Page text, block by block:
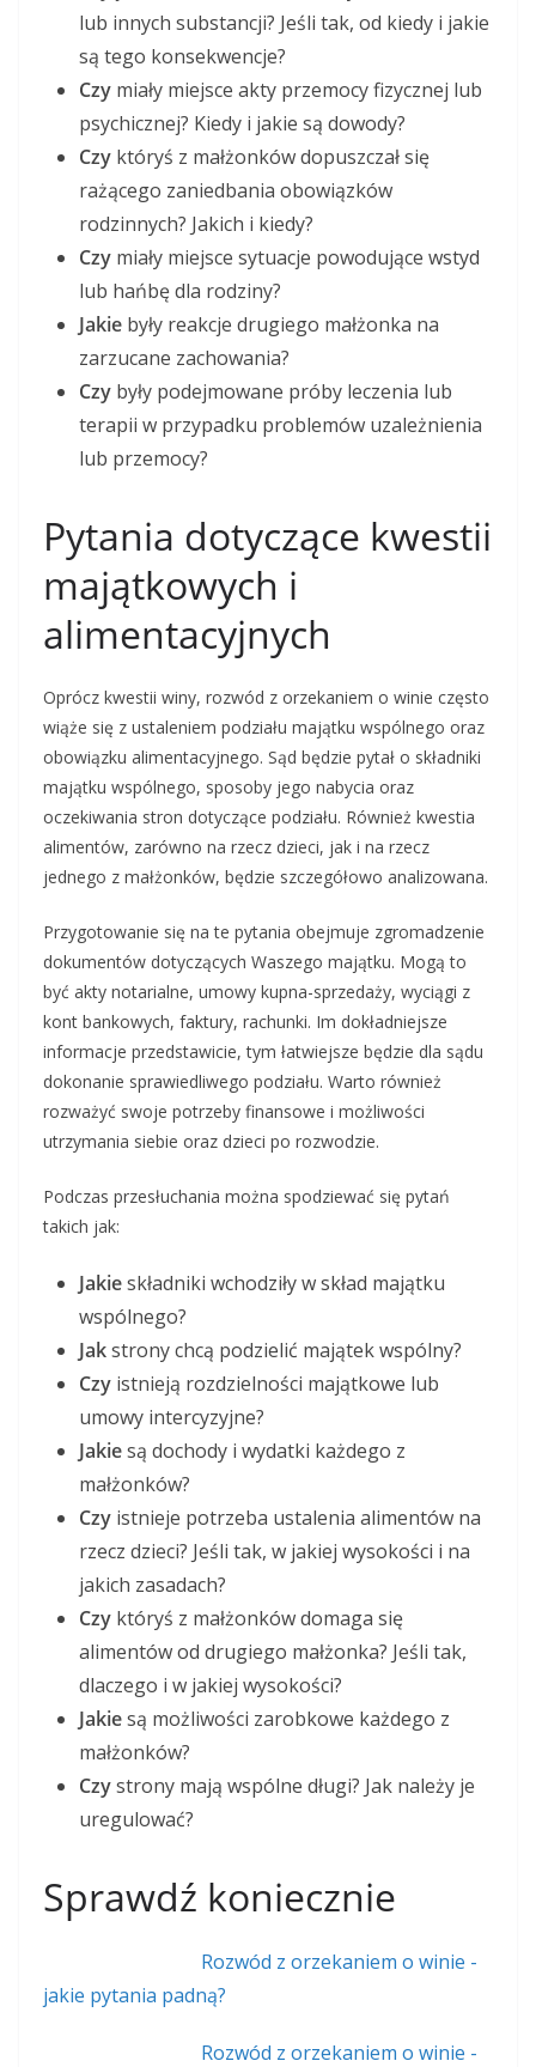
lub innych substancji? Jeśli tak, od kiedy i jakie
są tego konsekwencje?
Czy miały miejsce akty przemocy fizycznej lub
psychicznej? Kiedy i jakie są dowody?
Czy któryś z małżonków dopuszczał się
rażącego zaniedbania obowiązków
rodzinnych? Jakich i kiedy?
Czy miały miejsce sytuacje powodujące wstyd
lub hańbę dla rodziny?
Jakie były reakcje drugiego małżonka na
zarzucane zachowania?
Czy były podejmowane próby leczenia lub
terapii w przypadku problemów uzależnienia
lub przemocy?
Pytania dotyczące kwestii
majątkowych i
alimentacyjnych
Oprócz kwestii winy, rozwód z orzekaniem o winie często
wiąże się z ustaleniem podziału majątku wspólnego oraz
obowiązku alimentacyjnego. Sąd będzie pytał o składniki
majątku wspólnego, sposoby jego nabycia oraz
oczekiwania stron dotyczące podziału. Również kwestia
alimentów, zarówno na rzecz dzieci, jak i na rzecz
jednego z małżonków, będzie szczegółowo analizowana.
Przygotowanie się na te pytania obejmuje zgromadzenie
dokumentów dotyczących Waszego majątku. Mogą to
być akty notarialne, umowy kupna-sprzedaży, wyciągi z
kont bankowych, faktury, rachunki. Im dokładniejsze
informacje przedstawicie, tym łatwiejsze będzie dla sądu
dokonanie sprawiedliwego podziału. Warto również
rozważyć swoje potrzeby finansowe i możliwości
utrzymania siebie oraz dzieci po rozwodzie.
Podczas przesłuchania można spodziewać się pytań
takich jak:
Jakieskładniki wchodziły w skład majątku
wspólnego?
Jakstrony chcą podzielić majątek wspólny?
Czy istnieją rozdzielności majątkowe lub
umowy intercyzyjne?
Jakiesą dochody i wydatki każdego z
małżonków?
Czy istnieje potrzeba ustalenia alimentów na
rzecz dzieci? Jeśli tak, w jakiej wysokości i na
jakich zasadach?
Czy któryś z małżonków domaga się
alimentów od drugiego małżonka? Jeśli tak,
dlaczego i w jakiej wysokości?
Jakiesą możliwości zarobkowe każdego z
małżonków?
Czystrony mają wspólne długi? Jak należy je
uregulować?
Sprawdź koniecznie
Rozwód z orzekaniem o winie -
jakie pytania padną?
Rozwód z orzekaniem o winie -